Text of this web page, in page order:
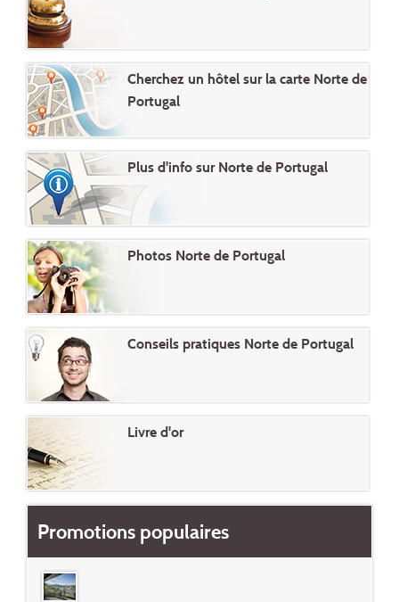
Cherchez un hôtel sur la carte Norte de
Portugal
Plus d'info sur Norte de Portugal
Photos Norte de Portugal
Conseils pratiques Norte de Portugal
Livre d'or
Promotions populaires